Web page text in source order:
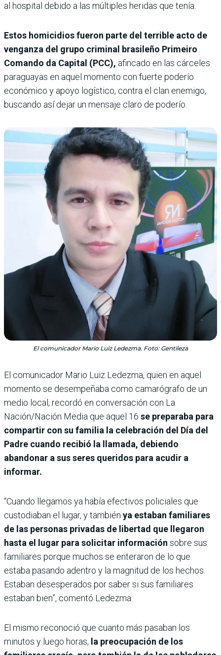
al hospital debido a las múltiples heridas que tenía.
Estos homicidios fueron parte del terrible acto de
venganza del grupo criminal bra­sileño Primeiro
Comando da Capital (PCC), afincado en las cárceles
paraguayas en aquel momento con fuerte poderío
económico y apoyo logístico, contra el clan enemigo,
buscando así dejar un mensaje claro de poderío.
El comunicador Mario Luiz Ledezma. Foto: Gentileza
El comunicador Mario Luiz Ledezma, quien en aquel
momento se desempeñaba como camarógrafo de un
medio local, recordó en conversación con La
Nación/Nación Media que aquel 16 se preparaba para
compartir con su familia la celebración del Día del
Padre cuando recibió la llamada, debiendo
abandonar a sus seres queridos para acudir a
informar.
“Cuando llegamos ya había efectivos policiales que
custodiaban el lugar, y también ya estaban familiares
de las personas privadas de libertad que llegaron
hasta el lugar para solicitar información sobre sus
familiares porque muchos se enteraron de lo que
estaba pasando adentro y la magnitud de los hechos.
Estaban desesperados por saber si sus familiares
estaban bien”, comentó Ledezma.
El mismo reconoció que cuanto más pasaban los
minutos y luego horas, la preocupación de los